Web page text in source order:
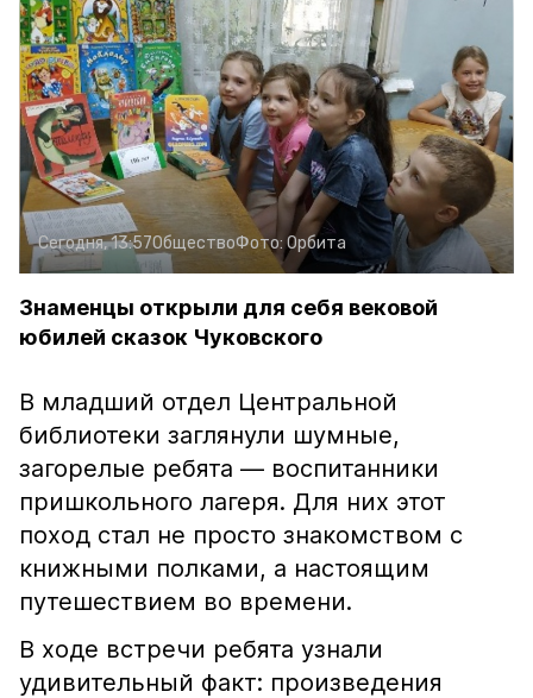
Сегодня, 13:57ОбществоФото:Орбита
Знаменцы открыли для себя вековой
юбилей сказок Чуковского
В младший отдел Центральной
библиотеки заглянули шумные,
загорелые ребята — воспитанники
пришкольного лагеря. Для них этот
поход стал не просто знакомством с
книжными полками, а настоящим
путешествием во времени.
В ходе встречи ребята узнали
удивительный факт: произведения